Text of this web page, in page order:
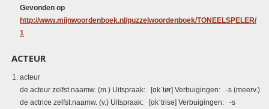
Gevonden op
http://www.mijnwoordenboek.nl/puzzelwoordenboek/TONEELSPELER/
1
ACTEUR
acteur
de acteur zelfst.naamw. (m.) Uitspraak: [ɑkˈtør] Verbuigingen: -s (meerv.)
de actrice zelfst.naamw. (v.) Uitspraak: [ɑkˈtrisə] Verbuigingen: -s